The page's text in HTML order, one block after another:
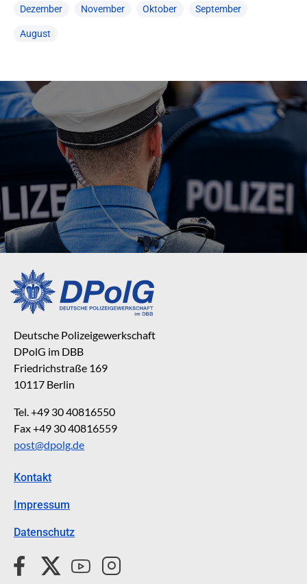
Dezember November Oktober September
August
Deutsche Polizeigewerkschaft
DPolG im DBB
Friedrichstraße 169
10117 Berlin
Tel. +49 30 40816550
Fax +49 30 40816559
post@dpolg.de
Kontakt
Impressum
Datenschutz